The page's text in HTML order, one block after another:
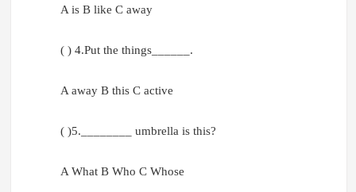
A is B like C away
( ) 4.Put the things______.
A away B this C active
( )5.________ umbrella is this?
A What B Who C Whose